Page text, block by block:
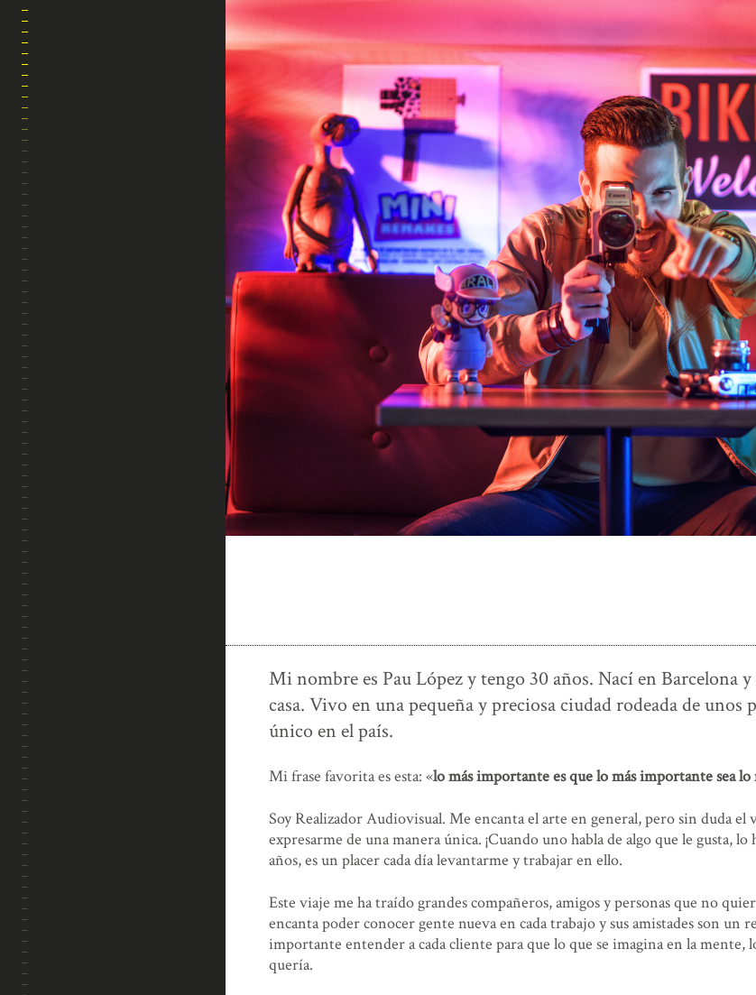
Mi nombre es Pau López y tengo 30 años. Nací en Barcelona
casa. Vivo en una pequeña y preciosa ciudad rodeada de unos
único en el país.
Mi frase favorita es esta: «lo más importante es que lo más importante sea
Soy Realizador Audiovisual. Me encanta el arte en general, pero sin duda
expresarme de una manera única. ¡Cuando uno habla de algo que le gusta, lo
años, es un placer cada día levantarme y trabajar en ello.
Este viaje me ha traído grandes compañeros, amigos y personas que no
encanta poder conocer gente nueva en cada trabajo y sus amistades son un
importante entender a cada cliente para que lo que se imagina en la mente,
quería.